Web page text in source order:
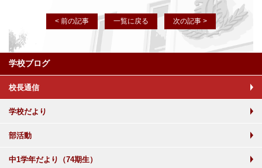
< 前の記事 一覧に戻る 次の記事 >
学校ブログ
校長通信
学校だより
部活動
中1学年だより（74期生）